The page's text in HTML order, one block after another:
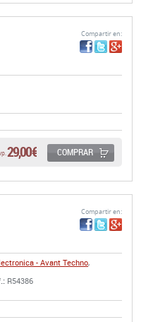
Compartir en:
29,00 € COMPRAR
- Avant Techno,
R54386
Compartir en: